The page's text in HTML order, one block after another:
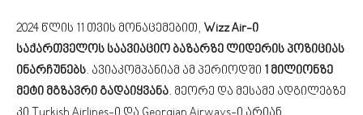
2024 წლის 11 თვის მონაცემებით, Wizz Air-ი
საქართველოს საავიაციო ბაზარზე ლიდერის პოზიციას
ინარჩუნებს. ავიაკომპანიამ ამ პერიოდში 1 მილიონზე
მეტი მგზავრი გადაიყვანა. მეორე და მესამე ადგილებზე